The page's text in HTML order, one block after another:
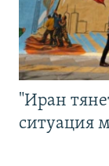
"Иран
ситуация